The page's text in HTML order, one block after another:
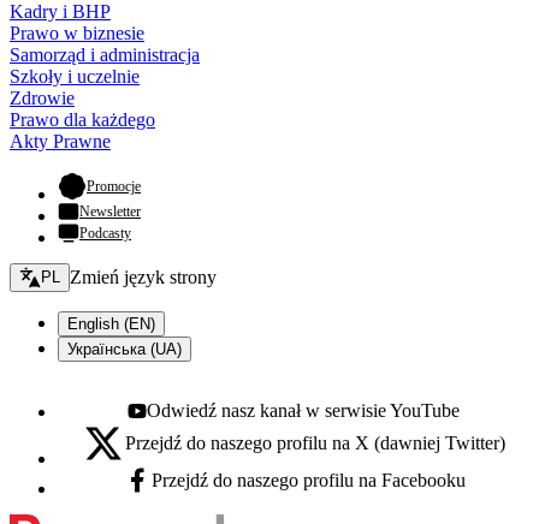
Kadry i BHP
Prawo w biznesie
Samorząd i administracja
Szkoły i uczelnie
Zdrowie
Prawo dla każdego
Akty Prawne
Promocje- otwiera się w nowej karcie
Newsletter
Podcasty
Zmień język - bieżący:
PL Zmień język strony
English (EN)
Українська (UA)
Youtube - otwiera się w nowej karcie
Odwiedź nasz kanał w serwisie YouTube
X - otwiera się w nowej karcie
Przejdź do naszego profilu na X (dawniej Twitter)
Facebook - otwiera się w nowej karcie
Przejdź do naszego profilu na Facebooku